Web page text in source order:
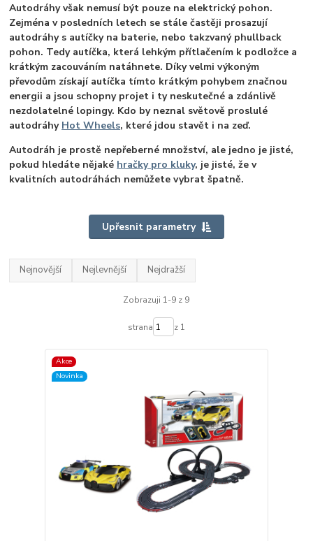
Autodráhy však nemusí být pouze na elektrický pohon.
Zejména v posledních letech se stále častěji prosazují
autodráhy s autíčky na baterie, nebo takzvaný phullback
pohon. Tedy autíčka, která lehkým přítlačením k podložce a
krátkým zacouváním natáhnete. Díky velmi výkoným
převodům získají autíčka tímto krátkým pohybem značnou
energii a jsou schopny projet i ty neskutečné a zdánlivě
nezdolatelné lopingy. Kdo by neznal světově proslulé
autodráhy Hot Wheels, které jdou stavět i na zeď.
Autodráh je prostě nepřeberné množství, ale jedno je jisté,
pokud hledáte nějaké hračky pro kluky, je jisté, že v
kvalitních autodráhách nemůžete vybrat špatně.
Upřesnit parametry
Nejnovější Nejlevnější Nejdražší
Zobrazuji 1-9 z 9
strana z 1
Akce
Novinka